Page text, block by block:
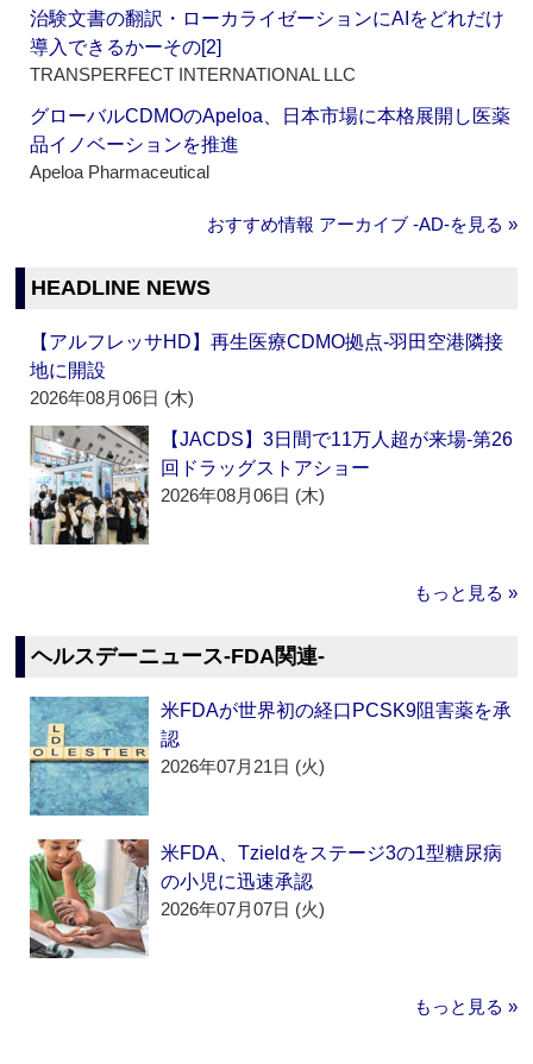
治験文書の翻訳・ローカライゼーションにAIをどれだけ
導入できるかーその[2]
TRANSPERFECT INTERNATIONAL LLC
グローバルCDMOのApeloa、日本市場に本格展開し医薬
品イノベーションを推進
Apeloa Pharmaceutical
おすすめ情報 アーカイブ ‐AD‐を見る »
HEADLINE NEWS
【アルフレッサHD】再生医療CDMO拠点‐羽田空港隣接
地に開設
2026年08月06日 (木)
【JACDS】3日間で11万人超が来場‐第26
回ドラッグストアショー
2026年08月06日 (木)
もっと見る »
ヘルスデーニュース‐FDA関連‐
米FDAが世界初の経口PCSK9阻害薬を承
認
2026年07月21日 (火)
米FDA、Tzieldをステージ3の1型糖尿病
の小児に迅速承認
2026年07月07日 (火)
もっと見る »